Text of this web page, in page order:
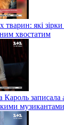
тварин: які
хвостатим
записала
музикантами